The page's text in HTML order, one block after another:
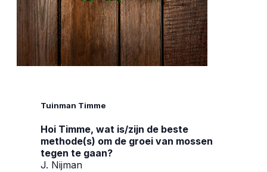
Tuinman Timme
Hoi Timme, wat is/zijn de beste
methode(s) om de groei van mossen
tegen te gaan?
J. Nijman